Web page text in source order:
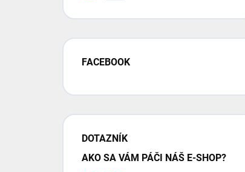
FACEBOOK
DOTAZNÍK
AKO SA VÁM PÁČI NÁŠ E-SHOP?